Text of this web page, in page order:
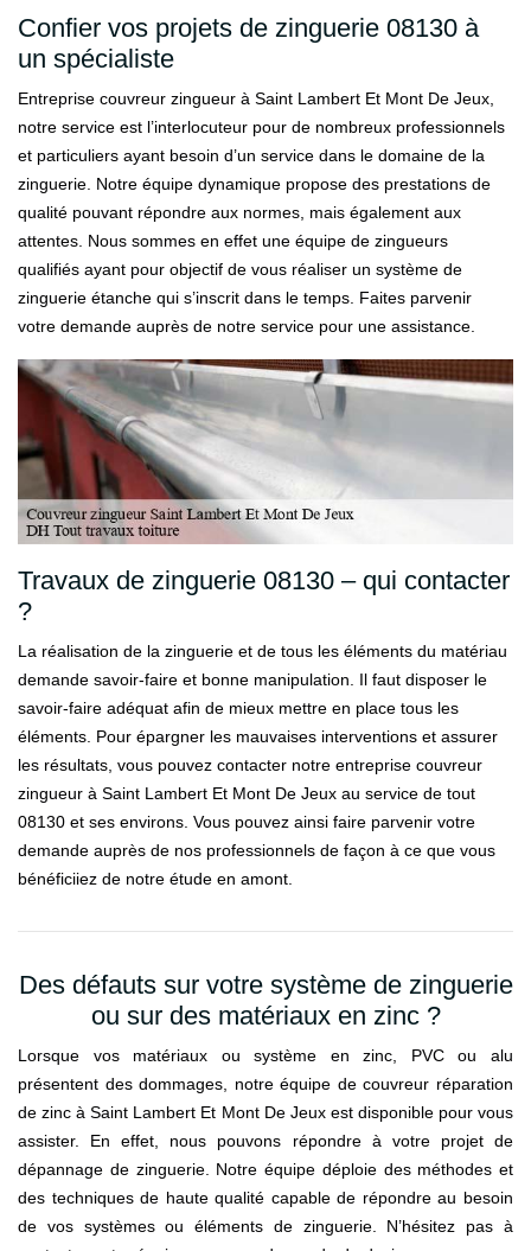
Confier vos projets de zinguerie 08130 à
un spécialiste
Entreprise couvreur zingueur à Saint Lambert Et Mont De Jeux,
notre service est l’interlocuteur pour de nombreux professionnels
et particuliers ayant besoin d’un service dans le domaine de la
zinguerie. Notre équipe dynamique propose des prestations de
qualité pouvant répondre aux normes, mais également aux
attentes. Nous sommes en effet une équipe de zingueurs
qualifiés ayant pour objectif de vous réaliser un système de
zinguerie étanche qui s’inscrit dans le temps. Faites parvenir
votre demande auprès de notre service pour une assistance.
Travaux de zinguerie 08130 – qui contacter
?
La réalisation de la zinguerie et de tous les éléments du matériau
demande savoir-faire et bonne manipulation. Il faut disposer le
savoir-faire adéquat afin de mieux mettre en place tous les
éléments. Pour épargner les mauvaises interventions et assurer
les résultats, vous pouvez contacter notre entreprise couvreur
zingueur à Saint Lambert Et Mont De Jeux au service de tout
08130 et ses environs. Vous pouvez ainsi faire parvenir votre
demande auprès de nos professionnels de façon à ce que vous
bénéficiiez de notre étude en amont.
Des défauts sur votre système de zinguerie
ou sur des matériaux en zinc ?
Lorsque vos matériaux ou système en zinc, PVC ou alu
présentent des dommages, notre équipe de couvreur réparation
de zinc à Saint Lambert Et Mont De Jeux est disponible pour vous
assister. En effet, nous pouvons répondre à votre projet de
dépannage de zinguerie. Notre équipe déploie des méthodes et
des techniques de haute qualité capable de répondre au besoin
de vos systèmes ou éléments de zinguerie. N’hésitez pas à